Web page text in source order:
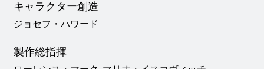
キャラクター創造
ジョセフ・ハワード
製作総指揮